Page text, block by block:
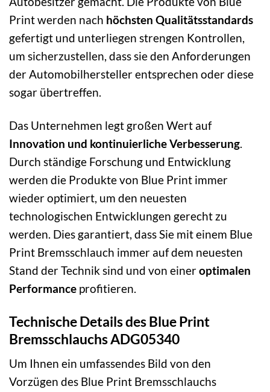
Print werden nach höchsten Qualitätsstandards
gefertigt und unterliegen strengen Kontrollen,
um sicherzustellen, dass sie den Anforderungen
der Automobilhersteller entsprechen oder diese
sogar übertreffen.
Das Unternehmen legt großen Wert auf
Innovation und kontinuierliche Verbesserung.
Durch ständige Forschung und Entwicklung
werden die Produkte von Blue Print immer
wieder optimiert, um den neuesten
technologischen Entwicklungen gerecht zu
werden. Dies garantiert, dass Sie mit einem Blue
Print Bremsschlauch immer auf dem neuesten
Stand der Technik sind und von eineroptimalen
Performance profitieren.
Technische Details des Blue Print
Bremsschlauchs ADG05340
Um Ihnen ein umfassendes Bild von den
Vorzügen des Blue Print Bremsschlauchs